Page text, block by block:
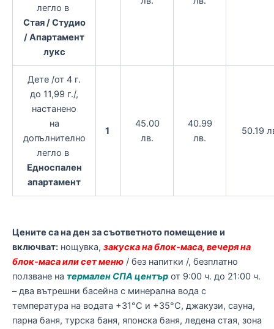
легло в
Стая / Студио
/ Апартамент
лукс
Дете /от 4 г.
до 11,99 г./,
настанено
на
допълнително
легло в
Едноспален
апартамент
1
45.00
лв.
40.99
лв.
50.19
Цените са на ден за съответното помещение и
включват: нощувка, закуска на блок-маса, вечеря на
блок-маса или сет меню / без напитки /, безплатно
ползване на термален СПА център от 9:00 ч. до 21:00 ч.
– два вътрешни басейна с минерална вода с
температура на водата +31°С и +35°С, джакузи, сауна,
парна баня, турска баня, японска баня, ледена стая, зона